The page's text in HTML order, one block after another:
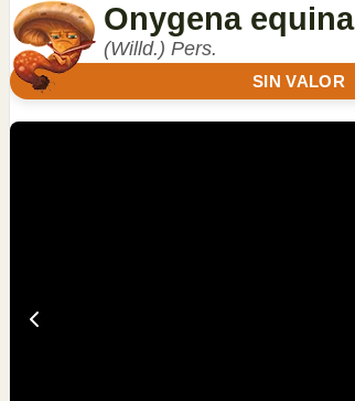
Onygena equina
(Willd.) Pers.
SIN VALOR